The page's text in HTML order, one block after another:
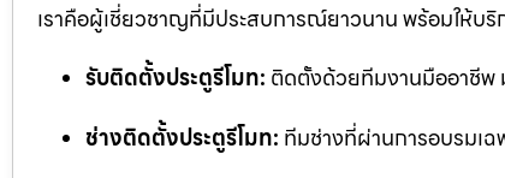
เราคือผู้เชี่ยวชาญที่มีประสบการณ์ยาวนาน พร้อมให้บ
รับติดตั้งประตูรีโมท: ติดตั้งด้วยทีมงานมืออาชีพ
ช่างติดตั้งประตูรีโมท: ทีมช่างที่ผ่านการอบรมเ